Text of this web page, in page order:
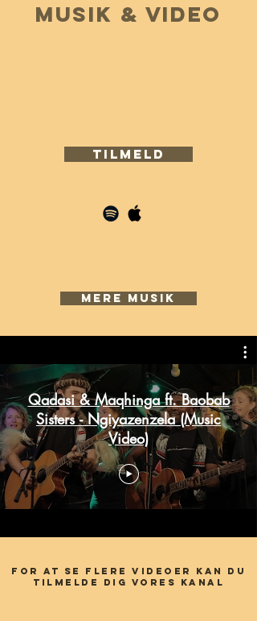
MUSIk & VIDEO
TILMELD
mere musik
Qadasi & Maqhinga ft. Baobab
Sisters - Ngiyazenzela (Music
Video)
FOR AT SE FLERE VIDEOER KAN DU
TILMELDE DIG VORES KANAL